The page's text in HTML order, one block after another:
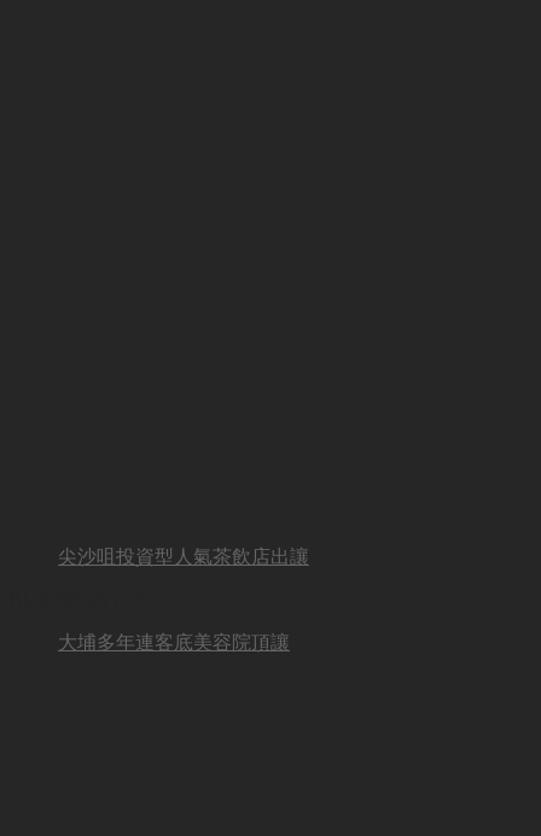
尖沙咀投資型人氣茶飲店出讓
大埔多年連客底美容院頂讓